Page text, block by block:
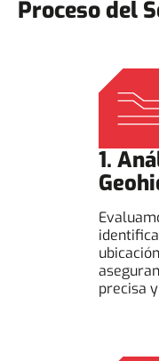
Proceso del
1.
precisa